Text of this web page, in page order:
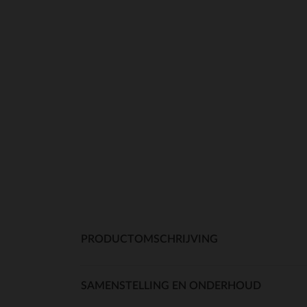
PRODUCTOMSCHRIJVING
SAMENSTELLING EN ONDERHOUD